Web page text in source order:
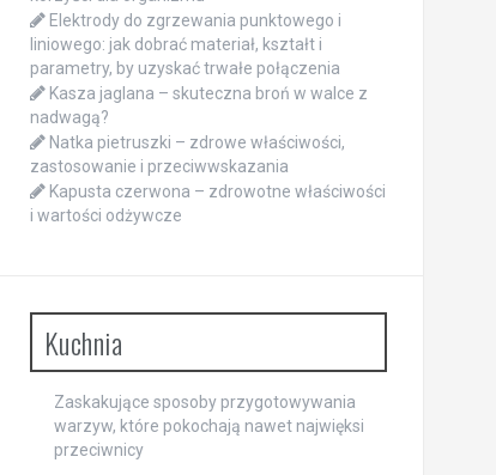
Elektrody do zgrzewania punktowego i
liniowego: jak dobrać materiał, kształt i
parametry, by uzyskać trwałe połączenia
Kasza jaglana – skuteczna broń w walce z
nadwagą?
Natka pietruszki – zdrowe właściwości,
zastosowanie i przeciwwskazania
Kapusta czerwona – zdrowotne właściwości
i wartości odżywcze
Kuchnia
Zaskakujące sposoby przygotowywania
warzyw, które pokochają nawet najwięksi
przeciwnicy